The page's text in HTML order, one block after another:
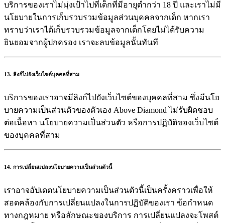
บริการของเราไม่มุ่งเป้าไปที่เด็กที่มีอายุต่ำกว่า 18 ปี และเราไม่มี
นโยบายในการเก็บรวบรวมข้อมูลส่วนบุคคลจากเด็ก หากเรา
ทราบว่าเราได้เก็บรวบรวมข้อมูลจากเด็กโดยไม่ได้รับความ
ยินยอมจากผู้ปกครอง เราจะลบข้อมูลนั้นทันที
13. ลิงก์ไปยังเว็บไซต์บุคคลที่สาม
บริการของเราอาจมีลิงก์ไปยังเว็บไซต์ของบุคคลที่สาม ซึ่งมีนโย
บายความเป็นส่วนตัวของตัวเอง Above Diamond ไม่รับผิดชอบ
ต่อเนื้อหา นโยบายความเป็นส่วนตัว หรือการปฏิบัติของเว็บไซต์
ของบุคคลที่สาม
14. การเปลี่ยนแปลงนโยบายความเป็นส่วนตัวนี้
เราอาจอัปเดตนโยบายความเป็นส่วนตัวนี้เป็นครั้งคราวเพื่อให้
สอดคล้องกับการเปลี่ยนแปลงในการปฏิบัติของเรา ข้อกำหนด
ทางกฎหมาย หรือลักษณะของบริการ การเปลี่ยนแปลงจะโพสต์